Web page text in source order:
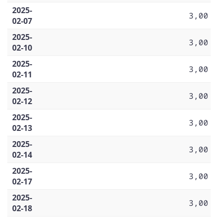
2025-
02-07
3,00
2025-
02-10
3,00
2025-
02-11
3,00
2025-
02-12
3,00
2025-
02-13
3,00
2025-
02-14
3,00
2025-
02-17
3,00
2025-
02-18
3,00